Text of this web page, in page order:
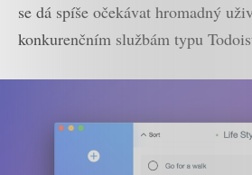
se dá spíše očekávat hromadný
konkurenčním službám typu